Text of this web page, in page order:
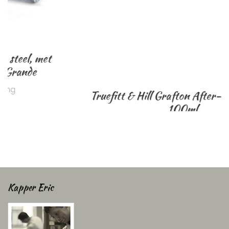
Truefitt & Hill Grafton After-Shave Balm,
Waardering
Kapper Eric